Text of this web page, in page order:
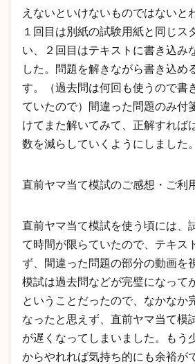
えないといけないものではないと
１回目は別紙の試験用紙と同じス
い、２回目はテキストに書き込み
した。問題を解きながら書き込め
す。（過去問は何回も使うので書
ていたので）間違った問題のみ付
けてまた解いてみて、正解すれば
数を減らしていくようにしました。
直前ヤマ当て模試のご感想・ご利
直前ヤマ当て模試を使う頃には、
て時間が限らていたので、テキス
ず、間違った問題の部分の動画を
模試は過去問などが完璧になって
ということだったので、なかなか
なったと思えず、直前ヤマ当て模
が遅くなってしまいました。もう
からやれれば気持ち的にも余裕が